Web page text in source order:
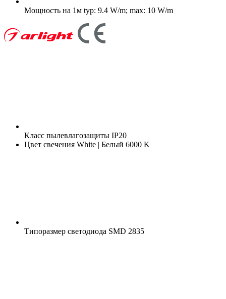
Мощность на 1м typ: 9.4 W/m; max: 10 W/m
Класс пылевлагозащиты IP20
Цвет свечения White | Белый 6000 K
Типоразмер светодиода SMD 2835